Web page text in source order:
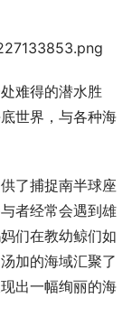
难得的潜水胜
世界，与各种海
了捕捉南半球座
者经常会遇到雄
们在教幼鲸们如
加的海域汇聚了
出一幅绚丽的海